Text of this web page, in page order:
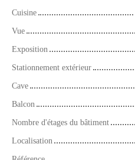
Cuisine
Vue
Exposition
Stationnement extérieur
Cave
Balcon
Nombre d'étages du bâtiment
Localisation